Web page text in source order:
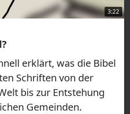
3:22
erklärt, was die Bibel
Schriften von der
bis zur Entstehung
Gemeinden.